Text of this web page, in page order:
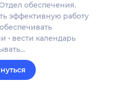
обеспечения.
эффективную работу
• вести календарь